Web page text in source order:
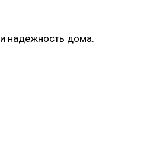
надежность дома.